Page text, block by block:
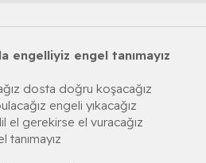
engelliyiz engel tanımayız
dosta doğru koşacağız
engeli yıkacağız
el gerekirse el vuracağız
tanımayız